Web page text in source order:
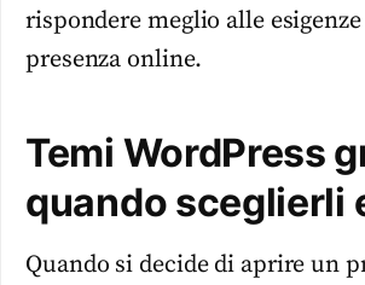
rispondere meglio alle
presenza online.
Temi WordPress
quando sceglierli
Quando si decide di aprire un